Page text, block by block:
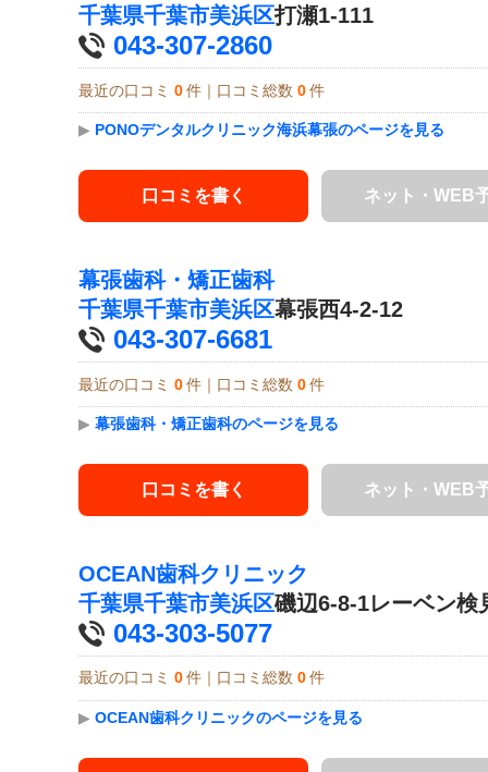
千葉県千葉市美浜区打瀬1-111
043-307-2860
最近の口コミ 0 件｜口コミ総数 0 件
▶ PONOデンタルクリニック海浜幕張のページを見る
口コミを書く ネット・WEB
幕張歯科・矯正歯科
千葉県千葉市美浜区幕張西4-2-12
043-307-6681
最近の口コミ 0 件｜口コミ総数 0 件
▶ 幕張歯科・矯正歯科のページを見る
口コミを書く ネット・WEB
OCEAN歯科クリニック
千葉県千葉市美浜区磯辺6-8-1レーベン検
043-303-5077
最近の口コミ 0 件｜口コミ総数 0 件
▶ OCEAN歯科クリニックのページを見る